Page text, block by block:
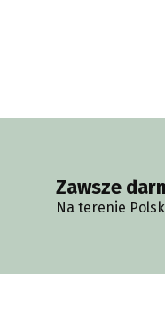
Zawsze
Na terenie